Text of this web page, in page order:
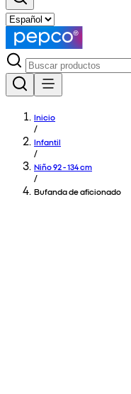
Inicio
/
Infantil
/
Niño 92 - 134 cm
/
Bufanda de aficionado